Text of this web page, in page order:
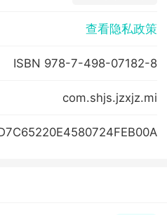
查看隐私政策
ISBN 978-7-498-07182-8
com.shjs.jzxjz.mi